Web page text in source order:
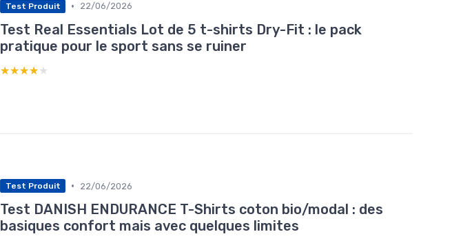
Test Produit • 22/06/2026
Test Real Essentials Lot de 5 t-shirts Dry-Fit : le pack
pratique pour le sport sans se ruiner
★★★★★
★★★★★
Test Produit • 22/06/2026
Test DANISH ENDURANCE T-Shirts coton bio/modal : des
basiques confort mais avec quelques limites